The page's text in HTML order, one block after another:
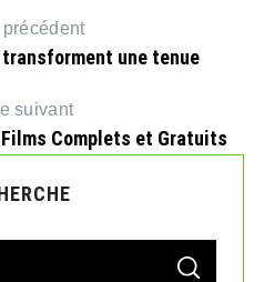
une tenue
suivant
Complets et Gratuits
S